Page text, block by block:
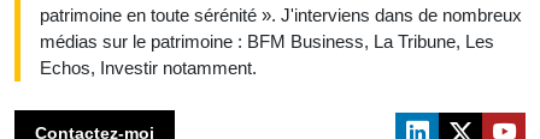
patrimoine en toute sérénité ». J'interviens dans de nombreux
médias sur le patrimoine : BFM Business, La Tribune, Les
Echos, Investir notamment.
Contactez-moi